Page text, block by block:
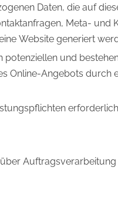
Daten, die auf
Meta- und
Website generiert
und
Online-Angebots durch